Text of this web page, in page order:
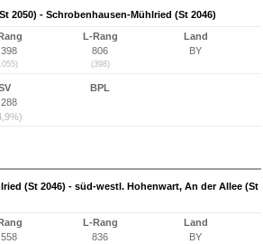
2050) - Schrobenhausen-Mühlried (St 2046)
L-Rang
806
(398)
Land
BY
BPL
(St 2046) - süd-westl. Hohenwart, An der Allee (St
L-Rang
836
Land
BY